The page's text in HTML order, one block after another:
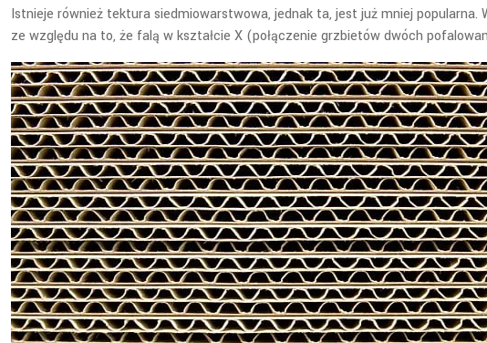
Istnieje również tektura siedmiowarstwowa, jednak ta, jest już mniej
ze względu na to, że falą w kształcie X (połączenie grzbietów dwóch